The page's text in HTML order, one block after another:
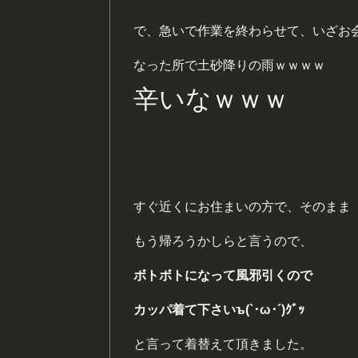
で、急いで作業を終わらせて、いざお
なった所で土砂降りの雨ｗｗｗｗ
辛いなｗｗｗ
すぐ近くにお住まいの方で、そのまま
もう帰ろうかしらと言うので、
ボトボトになって風邪引くので
カッパ着て下さいъ(`･ω･´)ｸﾞｯ
と言って着替えて頂きました。